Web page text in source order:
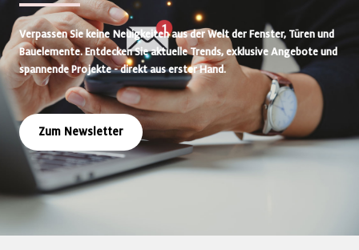
Verpassen Sie keine Neuigkeiten aus der Welt der Fenster, Türen und
Bauelemente. Entdecken Sie aktuelle Trends, exklusive Angebote und
spannende Projekte - direkt aus erster Hand.
Zum Newsletter